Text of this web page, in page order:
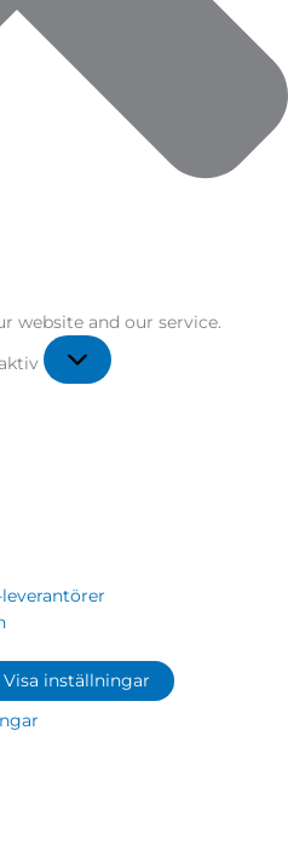
website and our service.
Visa inställningar